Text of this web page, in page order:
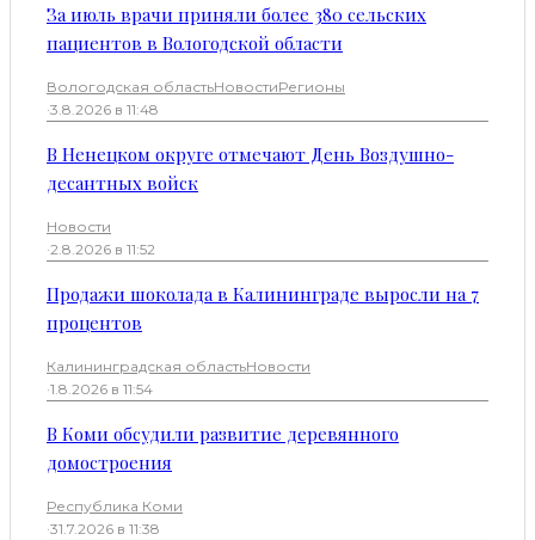
За июль врачи приняли более 380 сельских
пациентов в Вологодской области
Вологодская областьНовостиРегионы
·3.8.2026 в 11:48
В Ненецком округе отмечают День Воздушно-
десантных войск
Новости
·2.8.2026 в 11:52
Продажи шоколада в Калининграде выросли на 7
процентов
Калининградская областьНовости
·1.8.2026 в 11:54
В Коми обсудили развитие деревянного
домостроения
Республика Коми
·31.7.2026 в 11:38